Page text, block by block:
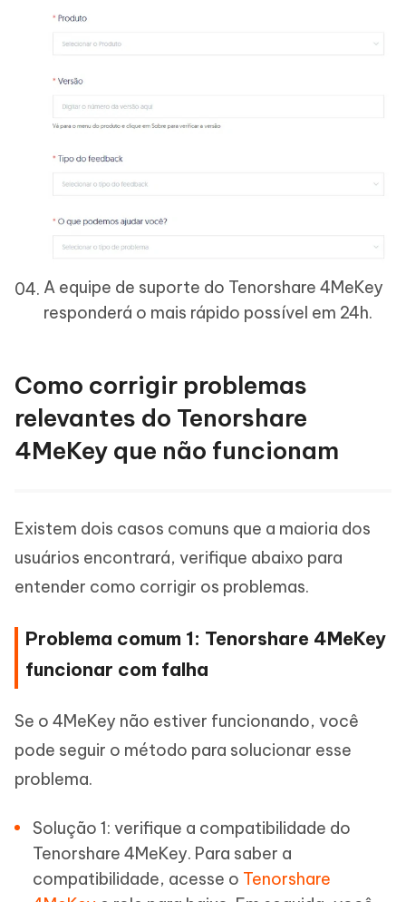
A equipe de suporte do Tenorshare 4MeKey
responderá o mais rápido possível em 24h.
Como corrigir problemas
relevantes do Tenorshare
4MeKey que não funcionam
Existem dois casos comuns que a maioria dos
usuários encontrará, verifique abaixo para
entender como corrigir os problemas.
Problema comum 1: Tenorshare 4MeKey
funcionar com falha
Se o 4MeKey não estiver funcionando, você
pode seguir o método para solucionar esse
problema.
Solução 1: verifique a compatibilidade do
Tenorshare 4MeKey. Para saber a
compatibilidade, acesse o Tenorshare